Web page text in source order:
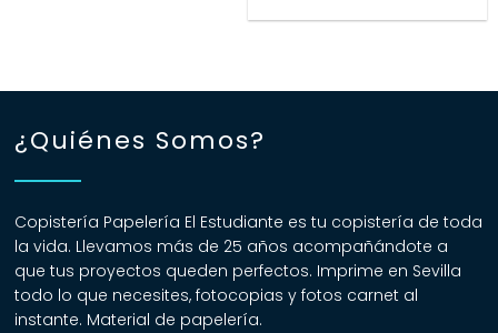
¿Quiénes Somos?
Copistería Papelería El Estudiante es tu copistería de toda
la vida. Llevamos más de 25 años acompañándote a
que tus proyectos queden perfectos. Imprime en Sevilla
todo lo que necesites, fotocopias y fotos carnet al
instante. Material de papelería.